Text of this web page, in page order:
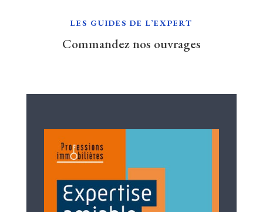
LES GUIDES DE L’EXPERT
Commandez nos ouvrages